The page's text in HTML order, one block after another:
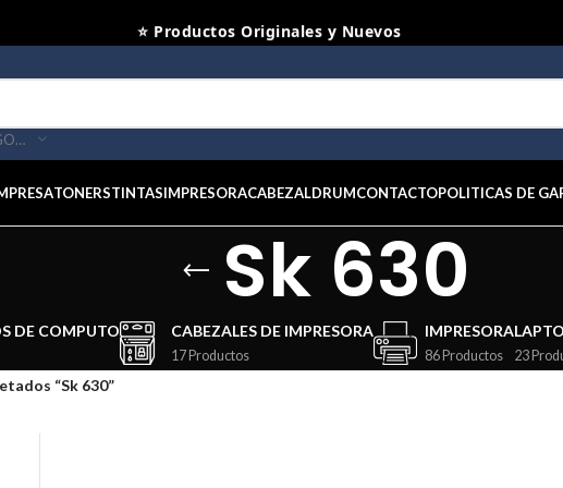
⭐ Productos Originales y Nuevos
SELECCIONAR CATEGORÍA
TONERSTINTASIMPRESORACABEZALDRUMCONTACTOPOLITICAS DE
Sk 630
DE COMPUTO CABEZALES DE IMPRESORA
17 Productos
IMPRESORA
86 Productos 23
“Sk 630”